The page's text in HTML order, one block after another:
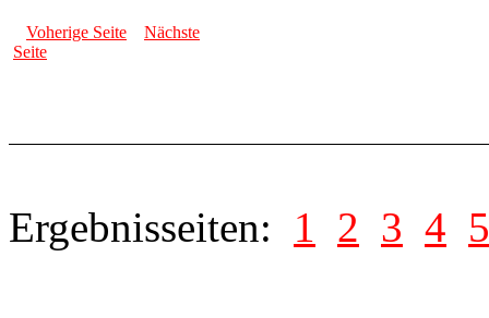
Voherige Seite
Nächste
Seite
Ergebnisseiten: 1 2 3 4 5